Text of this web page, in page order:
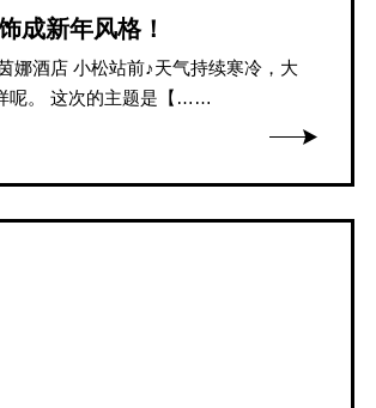
成新年风格！
娜酒店 小松站前♪天气持续寒冷，大
呢。 这次的主题是【……